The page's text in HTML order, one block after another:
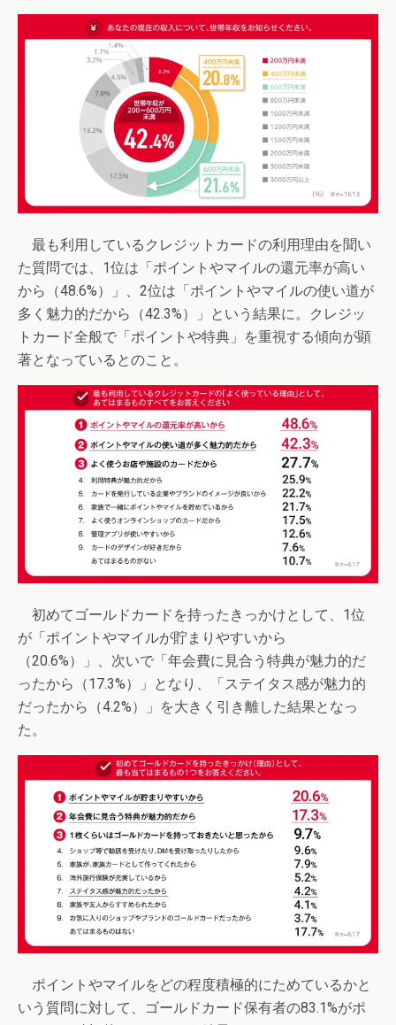
最も利用しているクレジットカードの利用理由を聞い
た質問では、1位は「ポイントやマイルの還元率が高い
から（48.6%）」、2位は「ポイントやマイルの使い道が
多く魅力的だから（42.3%）」という結果に。クレジッ
トカード全般で「ポイントや特典」を重視する傾向が顕
著となっているとのこと。
初めてゴールドカードを持ったきっかけとして、1位
が「ポイントやマイルが貯まりやすいから
（20.6%）」、次いで「年会費に見合う特典が魅力的だ
ったから（17.3%）」となり、「ステイタス感が魅力的
だったから（4.2%）」を大きく引き離した結果となっ
た。
ポイントやマイルをどの程度積極的にためているかと
いう質問に対して、ゴールドカード保有者の83.1%がポ